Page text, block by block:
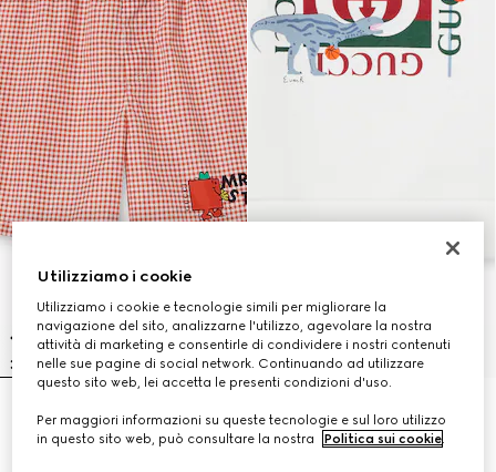
Costume da bagno bambino in
nylon con stampa
Felpa bambino in cotone
€ 320
Utilizziamo i cookie
Utilizziamo i cookie e tecnologie simili per migliorare la
navigazione del sito, analizzarne l'utilizzo, agevolare la nostra
attività di marketing e consentirle di condividere i nostri contenuti
nelle sue pagine di social network. Continuando ad utilizzare
questo sito web, lei accetta le presenti condizioni d'uso.
Per maggiori informazioni su queste tecnologie e sul loro utilizzo
in questo sito web, può consultare la nostra
Politica sui cookie.